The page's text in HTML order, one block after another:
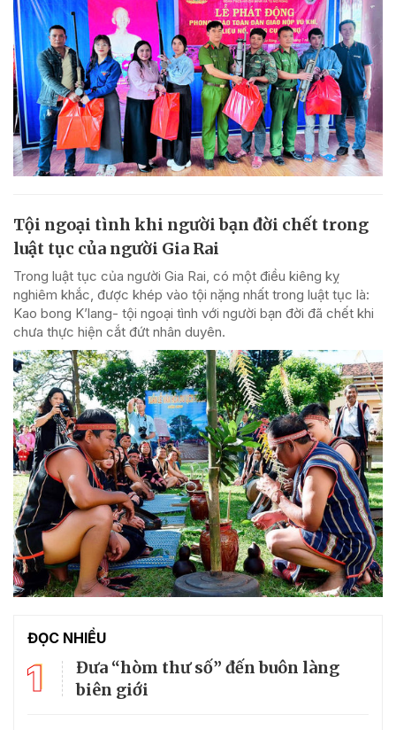
Tội ngoại tình khi người bạn đời chết trong
luật tục của người Gia Rai
Trong luật tục của người Gia Rai, có một điều kiêng kỵ
nghiêm khắc, được khép vào tội nặng nhất trong luật tục là:
Kao bong K’lang- tội ngoại tình với người bạn đời đã chết khi
chưa thực hiện cắt đứt nhân duyên.
ĐỌC NHIỀU
1
Đưa “hòm thư số” đến buôn làng
biên giới